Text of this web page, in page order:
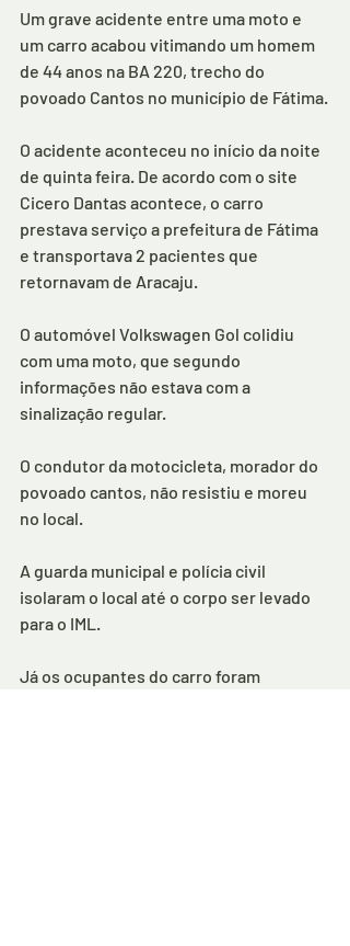
Um grave acidente entre uma moto e
um carro acabou vitimando um homem
de 44 anos na BA 220, trecho do
povoado Cantos no município de Fátima.
O acidente aconteceu no início da noite
de quinta feira. De acordo com o site
Cicero Dantas acontece, o carro
prestava serviço a prefeitura de Fátima
e transportava 2 pacientes que
retornavam de Aracaju.
O automóvel Volkswagen Gol colidiu
com uma moto, que segundo
informações não estava com a
sinalização regular.
O condutor da motocicleta, morador do
povoado cantos, não resistiu e moreu
no local.
A guarda municipal e polícia civil
isolaram o local até o corpo ser levado
para o IML.
Já os ocupantes do carro foram